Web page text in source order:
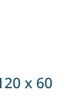
x 60